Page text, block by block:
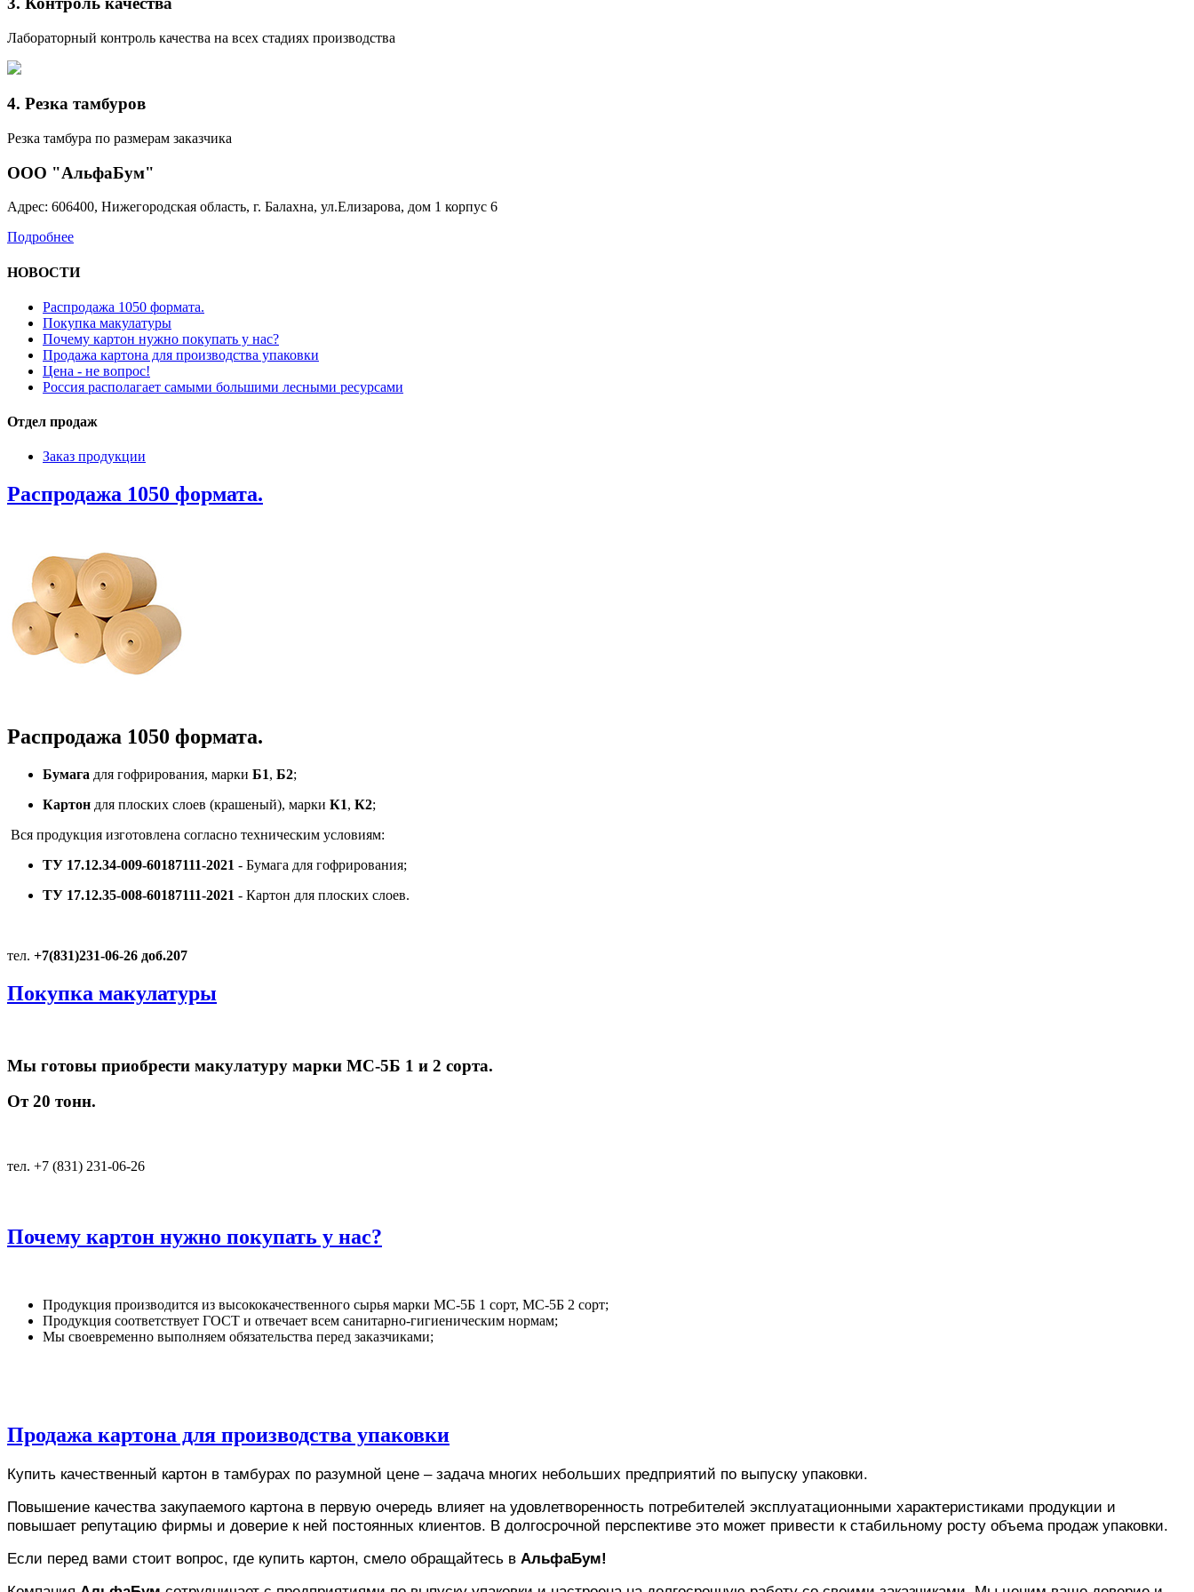
Лабораторный контроль качества на всех стадиях производства
4. Резка тамбуров
Резка тамбура по размерам заказчика
ООО "АльфаБум"
Адрес: 606400, Нижегородская область, г. Балахна, ул.Елизарова, дом 1 корпус 6
Подробнее
НОВОСТИ
Распродажа 1050 формата.
Покупка макулатуры
Почему картон нужно покупать у нас?
Продажа картона для производства упаковки
Цена - не вопрос!
Россия располагает самыми большими лесными ресурсами
Отдел продаж
Заказ продукции
Распродажа 1050 формата.
Распродажа 1050 формата.
Бумага для гофрирования, марки Б1, Б2;
Картон для плоских слоев (крашеный), марки К1, К2;
Вся продукция изготовлена согласно техническим условиям:
ТУ 17.12.34-009-60187111-2021 - Бумага для гофрирования;
ТУ 17.12.35-008-60187111-2021 - Картон для плоских слоев.
тел. +7(831)231-06-26 доб.207
Покупка макулатуры
Мы готовы приобрести макулатуру марки МС-5Б 1 и 2 сорта.
От 20 тонн.
тел. +7 (831) 231-06-26
Почему картон нужно покупать у нас?
Продукция производится из высококачественного сырья марки МС-5Б 1 сорт, МС-5Б 2 сорт;
Продукция соответствует ГОСТ и отвечает всем санитарно-гигиеническим нормам;
Мы своевременно выполняем обязательства перед заказчиками;
Продажа картона для производства упаковки
Купить качественный картон в тамбурах по разумной цене – задача многих небольших предприятий по выпуску упаковки.
Повышение качества закупаемого картона в первую очередь влияет на удовлетворенность потребителей эксплуатационными характеристиками продукции и
повышает репутацию фирмы и доверие к ней постоянных клиентов. В долгосрочной перспективе это может привести к стабильному росту объема продаж упаковки.
Если перед вами стоит вопрос, где купить картон, смело обращайтесь в АльфаБум!